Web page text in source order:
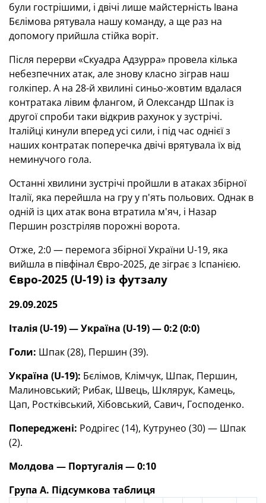
були гострішими, і двічі лише майстерність Івана
Бєлімова рятувала нашу команду, а ще раз на
допомогу прийшла стійка воріт.
Після перерви «Скуадра Адзурра» провела кілька
небезпечних атак, але знову класно зіграв наш
голкіпер. А на 28-й хвилині синьо-жовтим вдалася
контратака лівим флангом, й Олександр Шпак із
другої спроби таки відкрив рахунок у зустрічі.
Італійці кинули вперед усі сили, і під час однієї з
наших контратак поперечка двічі врятувала їх від
неминучого гола.
Останні хвилини зустрічі пройшли в атаках збірної
Італії, яка перейшла на гру у п'ять польових. Однак в
одній із цих атак вона втратила м'яч, і Назар
Першин розстріляв порожні ворота.
Отже, 2:0 — перемога збірної України U-19, яка
вийшла в півфінал Євро-2025, де зіграє з Іспанією.
Євро-2025 (U-19) із футзалу
29.09.2025
Італія (U-19) — Україна (U-19) — 0:2 (0:0)
Голи: Шпак (28), Першин (39).
Україна (U-19): Бєлімов, Клімчук, Шпак, Першин,
Малиновський; Рибак, Швець, Шклярук, Камець,
Цап, Ростківський, Хібовський, Савич, Господенко.
Попереджені: Родрігес (14), Кутрунео (30) — Шпак
(2).
Молдова — Португалія — 0:10
Група А. Підсумкова таблиця